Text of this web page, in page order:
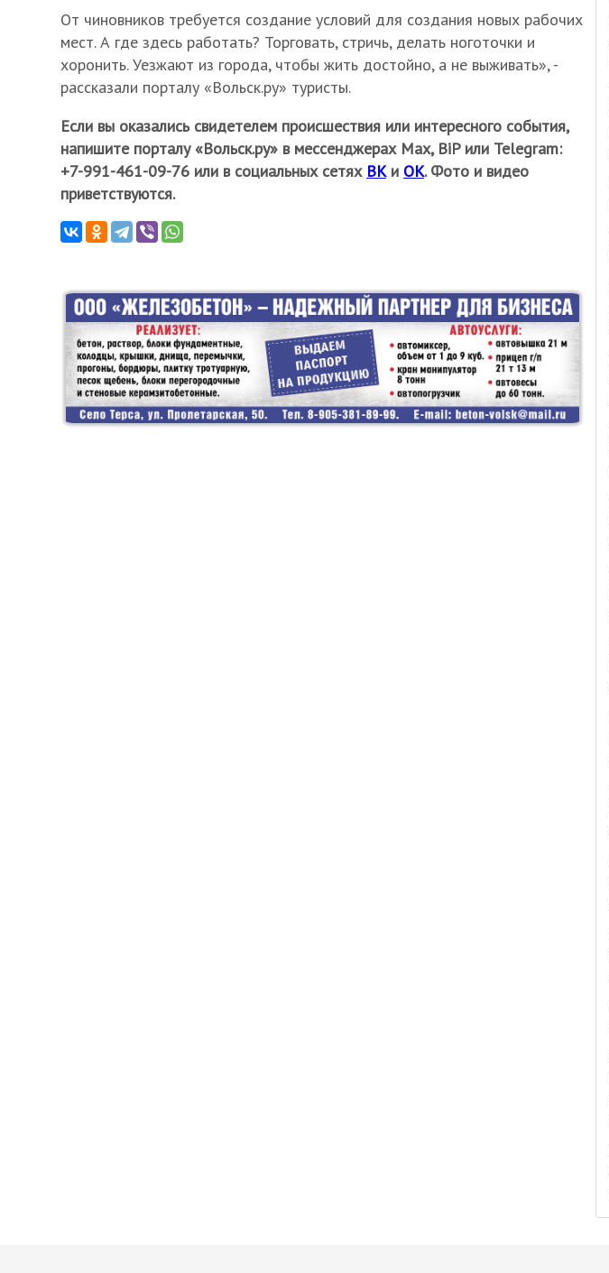
От чиновников требуется создание условий для создания новых рабочих
мест. А где здесь работать? Торговать, стричь, делать ноготочки и
хоронить. Уезжают из города, чтобы жить достойно, а не выживать», -
рассказали порталу «Вольск.ру» туристы.
Если вы оказались свидетелем происшествия или интересного события,
напишите порталу «Вольск.ру» в мессенджерах Мах, BiP или Telegram:
+7-991-461-09-76 или в социальных сетях ВКи ОК. Фото и видео
приветствуются.